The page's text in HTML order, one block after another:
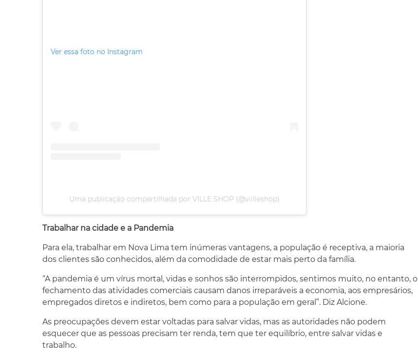
Ver essa foto no Instagram
Uma publicação compartilhada por VILLE SHOP (@viilleshop)
Trabalhar na cidade e a Pandemia
Para ela, trabalhar em Nova Lima tem inúmeras vantagens, a população é receptiva, a maioria
dos clientes são conhecidos, além da comodidade de estar mais perto da família.
“A pandemia é um vírus mortal, vidas e sonhos são interrompidos, sentimos muito, no entanto, o
fechamento das atividades comerciais causam danos irreparáveis a economia, aos empresários,
empregados diretos e indiretos, bem como para a população em geral”. Diz Alcione.
As preocupações devem estar voltadas para salvar vidas, mas as autoridades não podem
esquecer que as pessoas precisam ter renda, tem que ter equilíbrio, entre salvar vidas e
trabalho.